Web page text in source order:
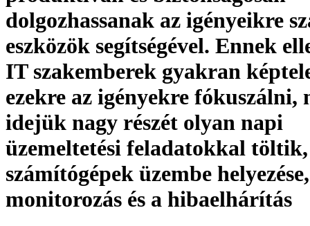
dolgozhassanak az igényeikre
eszközök segítségével. Ennek
IT szakemberek gyakran
ezekre az igényekre fókuszálni,
idejük nagy részét olyan napi
üzemeltetési feladatokkal
számítógépek üzembe
monitorozás és a hibaelhárítás